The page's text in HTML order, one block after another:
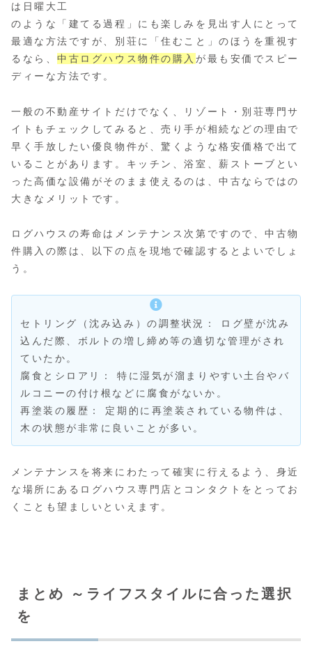
は日曜大工
のような「建てる過程」にも楽しみを見出す人にとって
最適な方法ですが、別荘に「住むこと」のほうを重視す
るなら、中古ログハウス物件の購入 が最も安価でスピー
ディーな方法です。
一般の不動産サイトだけでなく、リゾート・別荘専門サ
イトもチェックしてみると、売り手が相続などの理由で
早く手放したい優良物件が、驚くような格安価格で出て
いることがあります。キッチン、浴室、薪ストーブとい
った高価な設備がそのまま使えるのは、中古ならではの
大きなメリットです。
ログハウスの寿命はメンテナンス次第ですので、中古物
件購入の際は、以下の点を現地で確認するとよいでしょ
う。
セトリング（沈み込み）の調整状況： ログ壁が沈み
込んだ際、ボルトの増し締め等の適切な管理がされ
ていたか。
腐食とシロアリ： 特に湿気が溜まりやすい土台やバ
ルコニーの付け根などに腐食がないか。
再塗装の履歴： 定期的に再塗装されている物件は、
木の状態が非常に良いことが多い。
メンテナンスを将来にわたって確実に行えるよう、身近
な場所にあるログハウス専門店とコンタクトをとってお
くことも望ましいといえます。
まとめ ～ライフスタイルに合った選択
を